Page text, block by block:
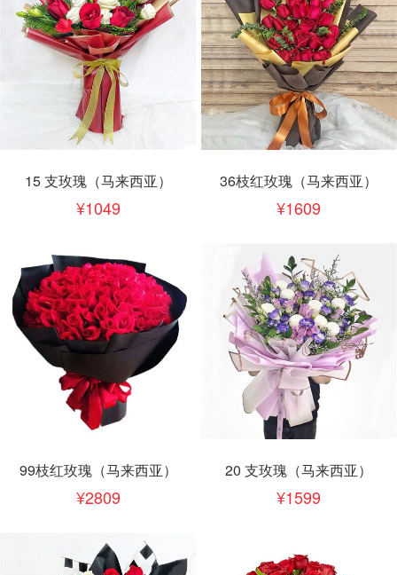
15 支玫瑰（马来西亚）
1049
36枝红玫瑰（马来西亚）
1609
99枝红玫瑰（马来西亚）
2809
20 支玫瑰（马来西亚）
1599